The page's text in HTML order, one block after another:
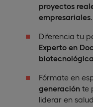
proyectos
empresariales.
Diferencia tu
Experto en
Fórmate en
generación te
liderar en